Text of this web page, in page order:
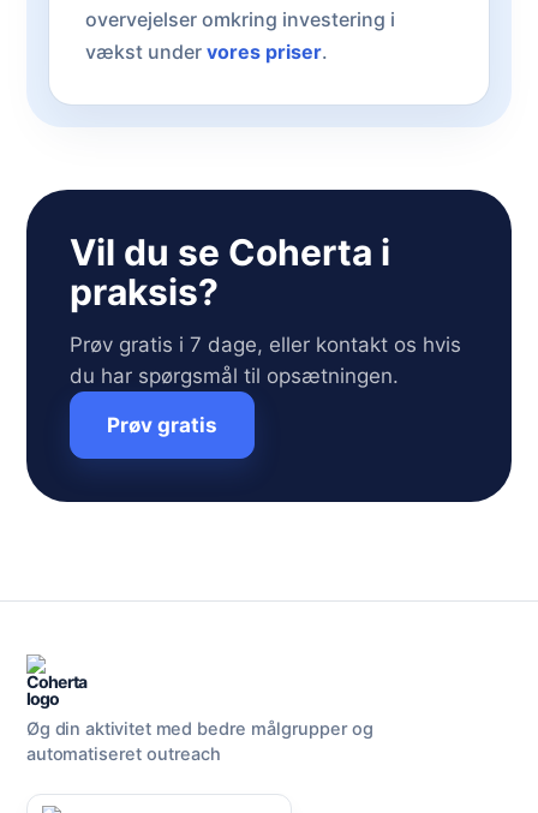
overvejelser omkring investering i
vækst under vores priser.
Vil du se Coherta i
praksis?
Prøv gratis i 7 dage, eller kontakt os hvis
du har spørgsmål til opsætningen.
Prøv gratis
Øg din aktivitet med bedre målgrupper og
automatiseret outreach